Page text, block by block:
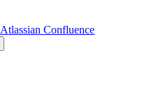
Atlassian Confluence